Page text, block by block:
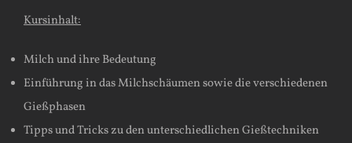
Kursinhalt:
Milch und ihre Bedeutung
Einführung in das Milchschäumen sowie die verschiedenen
Gießphasen
Tipps und Tricks zu den unterschiedlichen Gießtechniken